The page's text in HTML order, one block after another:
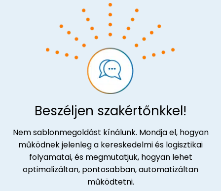
Beszéljen szakértőnkkel!
Nem sablonmegoldást kínálunk. Mondja el, hogyan
működnek jelenleg a kereskedelmi és logisztikai
folyamatai, és megmutatjuk, hogyan lehet
optimalizáltan, pontosabban, automatizáltan
működtetni.